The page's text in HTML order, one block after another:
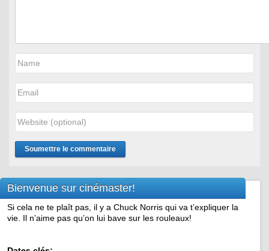
Bienvenue sur cinémaster!
Si cela ne te plaît pas, il y a Chuck Norris qui va t’expliquer la
vie. Il n’aime pas qu’on lui bave sur les rouleaux!